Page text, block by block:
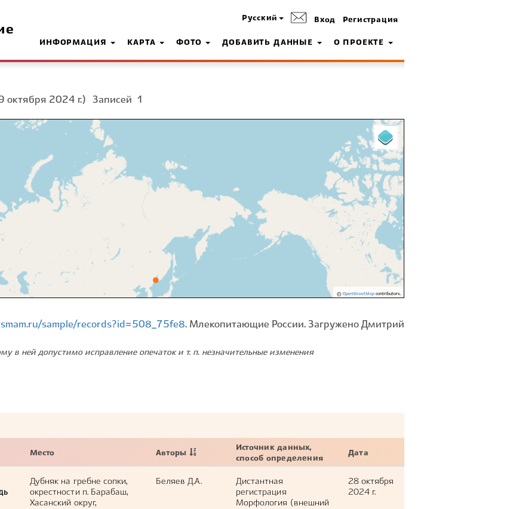
Русский Вход Регистрация
ИНФОРМАЦИЯ КАРТА ФОТО ДОБАВИТЬ ДАННЫЕ О ПРОЕКТЕ
октября 2024 г.) Записей 1
© OpenStreetMapcontributors.
sample/records?id=508_75fe8. Млекопитающие России. Загружено Дмитрий
в ней допустимо исправление опечаток и т. п. незначительные изменения
Место Авторы
Источник данных,
способ определения
Дата
Дубняк на гребне сопки,
окрестности п. Барабаш,
Хасанский округ,
Беляев Д.А.
Дистантная
регистрация
Морфология (внешний
28 октября
2024 г.